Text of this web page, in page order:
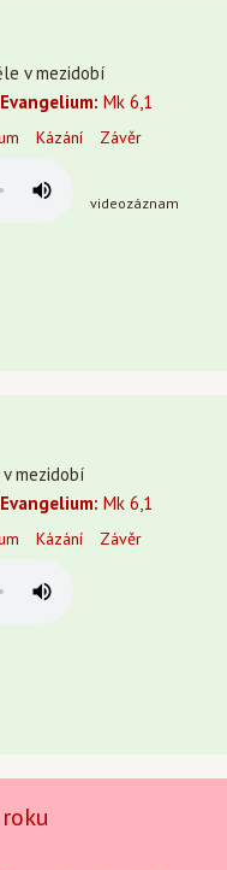
v mezidobí
Evangelium: Mk 6,1
Kázání Závěr
videozáznam
mezidobí
Evangelium: Mk 6,1
Kázání Závěr